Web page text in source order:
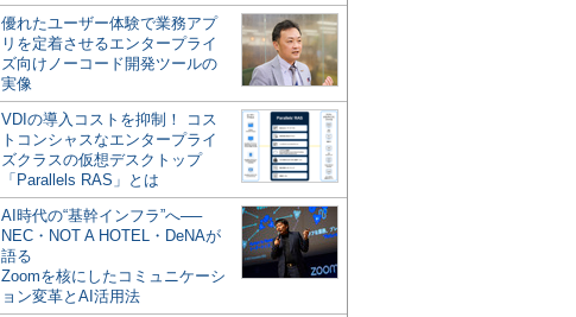
優れたユーザー体験で業務アプ
リを定着させるエンタープライ
ズ向けノーコード開発ツールの
実像
VDIの導入コストを抑制！ コス
トコンシャスなエンタープライ
ズクラスの仮想デスクトップ
「Parallels RAS」とは
AI時代の“基幹インフラ”へ──
NEC・NOT A HOTEL・DeNAが
語る
Zoomを核にしたコミュニケーシ
ョン変革とAI活用法